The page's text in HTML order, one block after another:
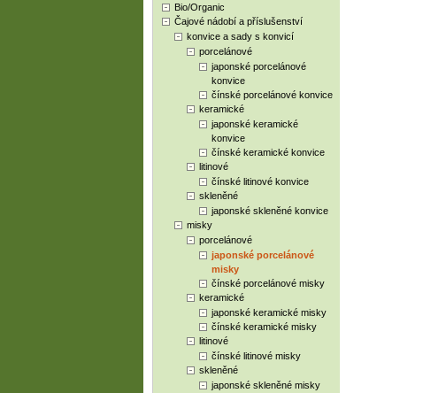
Bio/Organic
Čajové nádobí a příslušenství
konvice a sady s konvicí
porcelánové
japonské porcelánové
konvice
čínské porcelánové konvice
keramické
japonské keramické
konvice
čínské keramické konvice
litinové
čínské litinové konvice
skleněné
japonské skleněné konvice
misky
porcelánové
japonské porcelánové
misky
čínské porcelánové misky
keramické
japonské keramické misky
čínské keramické misky
litinové
čínské litinové misky
skleněné
japonské skleněné misky